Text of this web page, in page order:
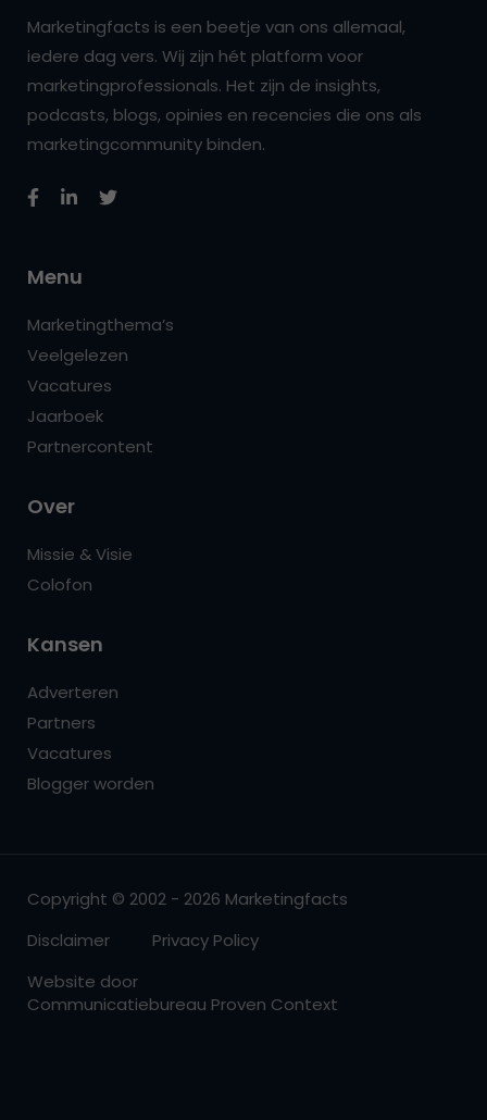
Marketingfacts is een beetje van ons allemaal,
iedere dag vers. Wij zijn hét platform voor
marketingprofessionals. Het zijn de insights,
podcasts, blogs, opinies en recencies die ons als
marketingcommunity binden.
Menu
Marketingthema’s
Veelgelezen
Vacatures
Jaarboek
Partnercontent
Over
Missie & Visie
Colofon
Kansen
Adverteren
Partners
Vacatures
Blogger worden
Copyright © 2002 - 2026 Marketingfacts
Disclaimer
Privacy Policy
Website door
Communicatiebureau Proven Context